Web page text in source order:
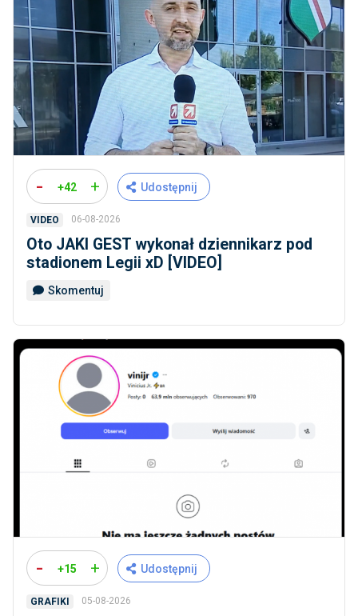
- +42 + Udostępnij
VIDEO 06-08-2026
Oto JAKI GEST wykonał dziennikarz pod
stadionem Legii xD [VIDEO]
Skomentuj
- +15 + Udostępnij
GRAFIKI 05-08-2026